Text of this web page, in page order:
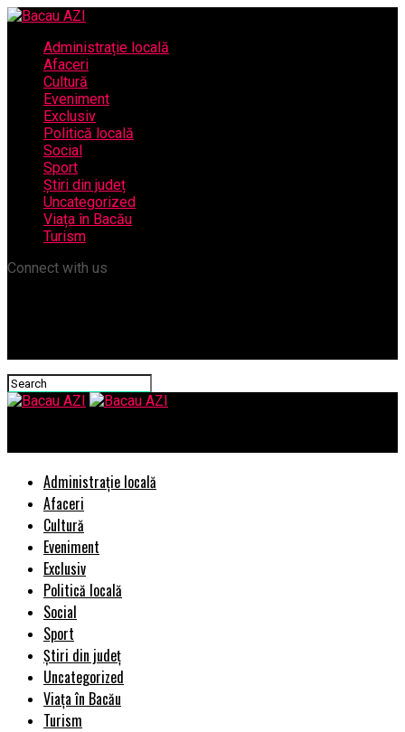
Administrație locală
Afaceri
Cultură
Eveniment
Exclusiv
Politică locală
Social
Sport
Știri din județ
Uncategorized
Viața în Bacău
Turism
Connect with us
Administrație locală
Afaceri
Cultură
Eveniment
Exclusiv
Politică locală
Social
Sport
Știri din județ
Uncategorized
Viața în Bacău
Turism